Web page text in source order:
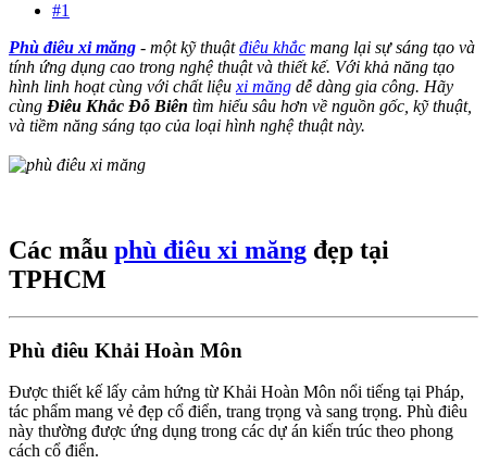
#1
Phù điêu xi măng - một kỹ thuậtđiêu khắc mang lại sự sáng tạo và
tính ứng dụng cao trong nghệ thuật và thiết kế. Với khả năng tạo
hình linh hoạt cùng với chất liệu xi măng dễ dàng gia công. Hãy
cùng Điêu Khắc Đỗ Biên tìm hiểu sâu hơn về nguồn gốc, kỹ thuật,
và tiềm năng sáng tạo của loại hình nghệ thuật này.
Các mẫu phù điêu xi măng đẹp tại
TPHCM
Phù điêu Khải Hoàn Môn
Được thiết kế lấy cảm hứng từ Khải Hoàn Môn nổi tiếng tại Pháp,
tác phẩm mang vẻ đẹp cổ điển, trang trọng và sang trọng. Phù điêu
này thường được ứng dụng trong các dự án kiến trúc theo phong
cách cổ điển.